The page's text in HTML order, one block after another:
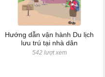
Hướng dẫn vận hành Du lịch
lưu trú tại nhà dân
542 lượt xem